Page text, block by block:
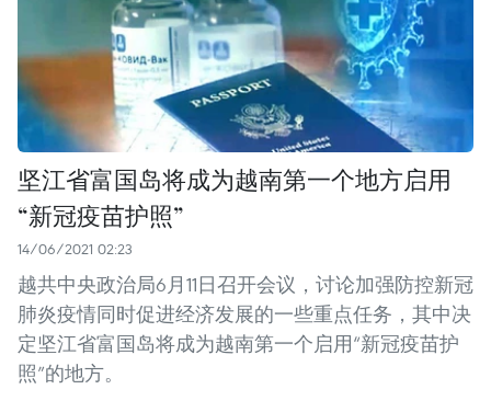
坚江省富国岛将成为越南第一个地方启用
“新冠疫苗护照”
14/06/2021 02:23
越共中央政治局6月11日召开会议，讨论加强防控新冠
肺炎疫情同时促进经济发展的一些重点任务，其中决
定坚江省富国岛将成为越南第一个启用“新冠疫苗护
照”的地方。